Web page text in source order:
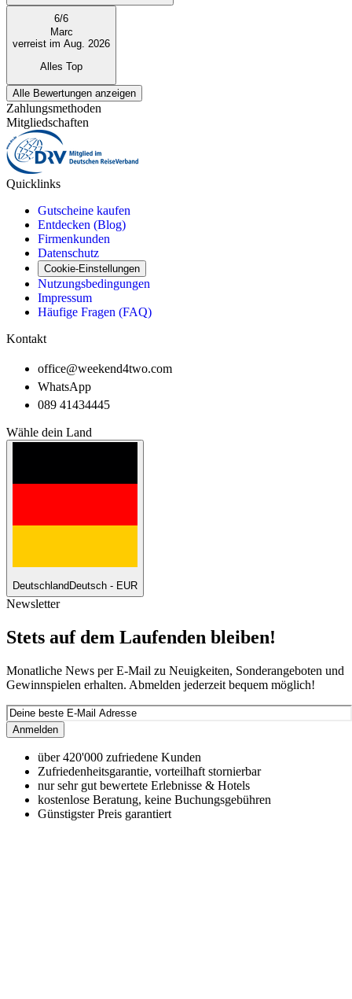
6/6
Marc
verreist im Aug. 2026
Alles Top
Alle Bewertungen anzeigen
Zahlungsmethoden
Mitgliedschaften
Quicklinks
Gutscheine kaufen
Entdecken (Blog)
Firmenkunden
Datenschutz
Cookie-Einstellungen
Nutzungsbedingungen
Impressum
Häufige Fragen (FAQ)
Kontakt
office@weekend4two.com
WhatsApp
089 41434445
Wähle dein Land
Deutschland Deutsch - EUR
Newsletter
Stets auf dem Laufenden bleiben!
Monatliche News per E-Mail zu Neuigkeiten, Sonderangeboten und
Gewinnspielen erhalten. Abmelden jederzeit bequem möglich!
Anmelden
über 420'000 zufriedene Kunden
Zufriedenheitsgarantie, vorteilhaft stornierbar
nur sehr gut bewertete Erlebnisse & Hotels
kostenlose Beratung, keine Buchungsgebühren
Günstigster Preis garantiert